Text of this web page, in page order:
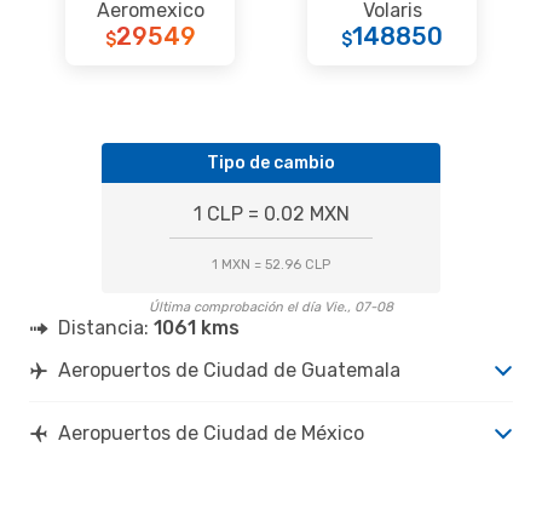
Aeromexico
29549
$
Volaris
148850
$
Tipo de cambio
1 CLP = 0.02 MXN
1 MXN = 52.96 CLP
Última comprobación el día Vie., 07-08
Distancia: 1061 kms
Aeropuertos de Ciudad de Guatemala
Aeropuertos de Ciudad de México